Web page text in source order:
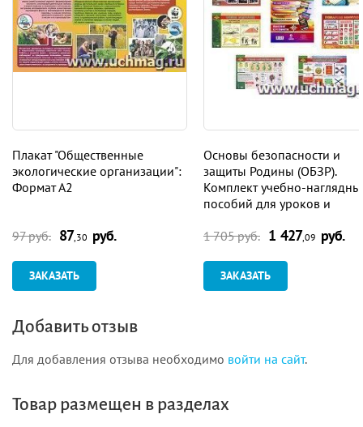
Плакат "Общественные
экологические организации":
Формат А2
97 руб. 87,30 руб.
ЗАКАЗАТЬ
Основы безопасности и
защиты Родины (ОБЗР).
Комплект учебно-
пособий для уроков и
1 705 руб. 1 427,09 руб.
ЗАКАЗАТЬ
Добавить отзыв
Для добавления отзыва необходимо войти на сайт.
Товар размещен в разделах